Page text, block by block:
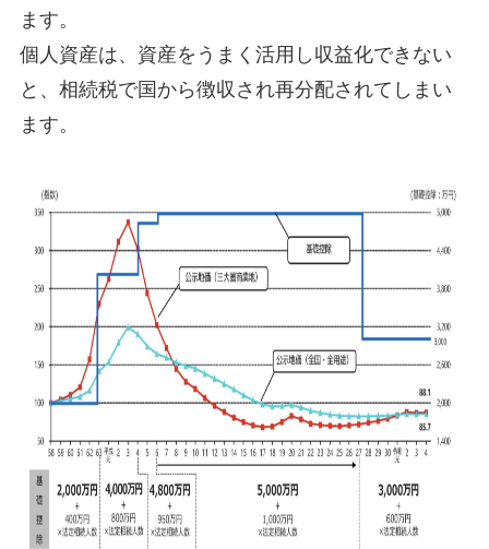
ます。
個人資産は、資産をうまく活用し収益化できない
と、相続税で国から徴収され再分配されてしまい
ます。